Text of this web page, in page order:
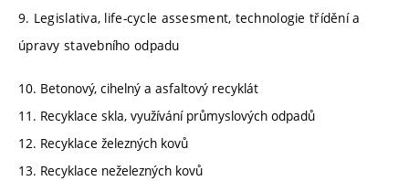
9. Legislativa, life-cycle assesment, technologie třídění a
úpravy stavebního odpadu
10. Betonový, cihelný a asfaltový recyklát
11. Recyklace skla, využívání průmyslových odpadů
12. Recyklace železných kovů
13. Recyklace neželezných kovů